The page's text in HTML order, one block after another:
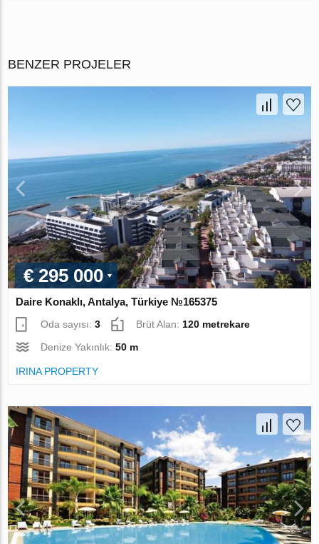
BENZER PROJELER
€ 295 000
Daire Konaklı, Antalya, Türkiye №165375
Oda sayısı:3 Brüt Alan:120 metrekare
Denize Yakınlık:50 m
IRINA PROPERTY